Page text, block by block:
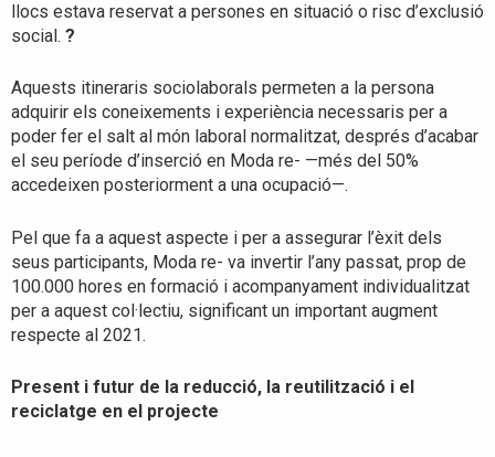
llocs estava reservat a persones en situació o risc d’exclusió
social. ?
Aquests itineraris sociolaborals permeten a la persona
adquirir els coneixements i experiència necessaris per a
poder fer el salt al món laboral normalitzat, després d’acabar
el seu període d’inserció en Moda re- —més del 50%
accedeixen posteriorment a una ocupació—.
Pel que fa a aquest aspecte i per a assegurar l’èxit dels
seus participants, Moda re- va invertir l’any passat, prop de
100.000 hores en formació i acompanyament individualitzat
per a aquest col·lectiu, significant un important augment
respecte al 2021.
Present i futur de la reducció, la reutilització i el
reciclatge en el projecte